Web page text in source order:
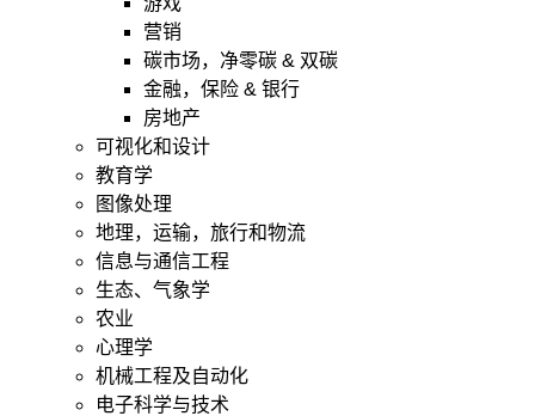
营销
碳市场，净零碳 & 双碳
金融，保险 & 银行
房地产
可视化和设计
教育学
图像处理
地理，运输，旅行和物流
信息与通信工程
生态、气象学
农业
心理学
机械工程及自动化
电子科学与技术